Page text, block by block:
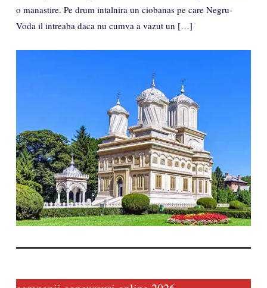
o manastire. Pe drum intalnira un ciobanas pe care Negru-
Voda il intreaba daca nu cumva a vazut un […]